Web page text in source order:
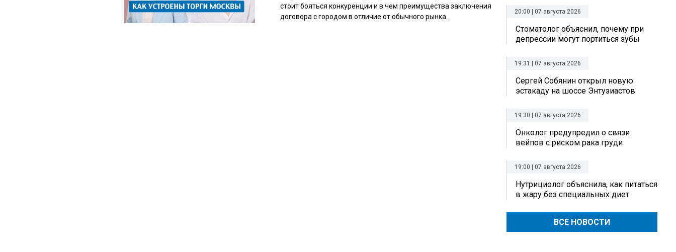
стоит бояться конкуренции и в чем преимущества заключения
договора с городом в отличие от обычного рынка.
20:00 | 07 августа 2026
Стоматолог объяснил, почему при
депрессии могут портиться зубы
19:31 | 07 августа 2026
Сергей Собянин открыл новую
эстакаду на шоссе Энтузиастов
19:30 | 07 августа 2026
Онколог предупредил о связи
вейпов с риском рака груди
19:00 | 07 августа 2026
Нутрициолог объяснила, как питаться
в жару без специальных диет
ВСЕ НОВОСТИ